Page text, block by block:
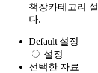
책장카테고리
다.
Default 설정
설정
선택한 자료